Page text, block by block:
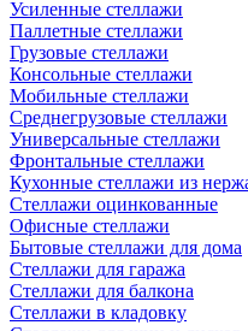
Усиленные стеллажи
Паллетные стеллажи
Грузовые стеллажи
Консольные стеллажи
Мобильные стеллажи
Среднегрузовые стеллажи
Универсальные стеллажи
Фронтальные стеллажи
Кухонные стеллажи из
Стеллажи оцинкованные
Офисные стеллажи
Бытовые стеллажи для дома
Стеллажи для гаража
Стеллажи для балкона
Стеллажи в кладовку